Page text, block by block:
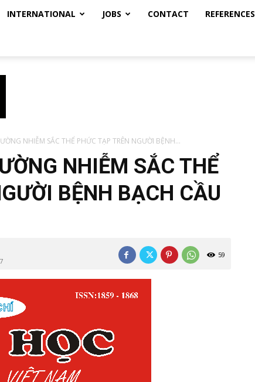
INTERNATIONAL JOBS CONTACT REFERENCES
NHIỄM SẮC THỂ PHỨC TẠP TRÊN NGƯỜI BỆNH...
NHIỄM SẮC THỂ
BỆNH BẠCH CẦU
59